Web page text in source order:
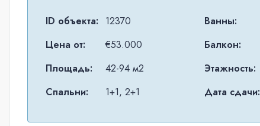
ID объекта:
12370
Цена от:
€53.000
Площадь:
42-94 м2
Спальни:
1+1, 2+1
Ванны:
Балкон:
Этажность:
Дата сдачи: